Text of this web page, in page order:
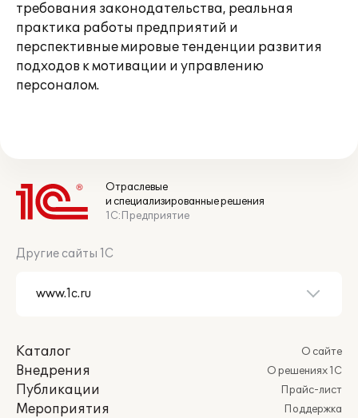
требования законодательства, реальная
практика работы предприятий и
перспективные мировые тенденции развития
подходов к мотивации и управлению
персоналом.
Отраслевые
и специализированные решения
1С:Предприятие
Другие сайты 1С
Каталог
Внедрения
Публикации
Мероприятия
О сайте
О решениях 1С
Прайс-лист
Поддержка